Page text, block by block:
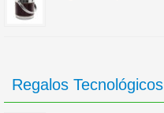
Regalos Tecnológicos